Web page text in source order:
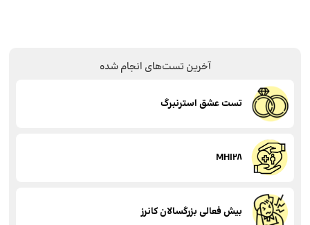
آخرین تست‌های انجام شده
تست عشق استرنبرگ
MHI28
بیش فعالی بزرگسالان کانرز